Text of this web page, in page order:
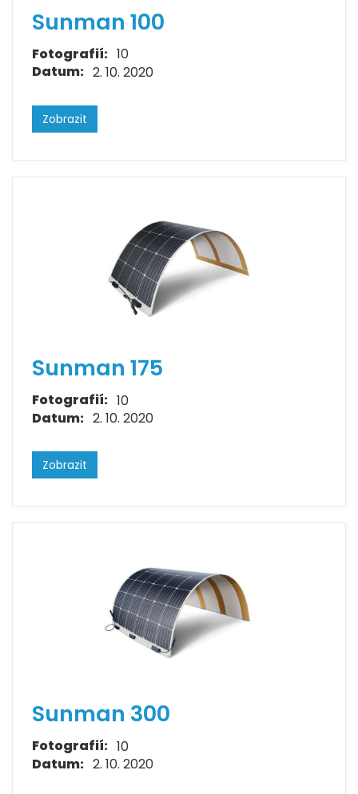
Sunman 100
Fotografií: 10
Datum: 2. 10. 2020
Zobrazit
Sunman 175
Fotografií: 10
Datum: 2. 10. 2020
Zobrazit
Sunman 300
Fotografií: 10
Datum: 2. 10. 2020